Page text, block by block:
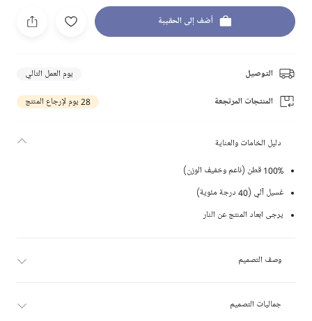
أضف إلى الحقيبة
التوصيل يوم العمل التالي
المنتجات المرتجعة 28 يوم لإرجاع المنتج
دليل الخامات والعناية
100% قطن (ناعم وخفيف الوزن)
غسيل آلي (40 درجة مئوية)
يرجى ابعاد المنتج عن النار
وصف التصميم
جماليات التصميم